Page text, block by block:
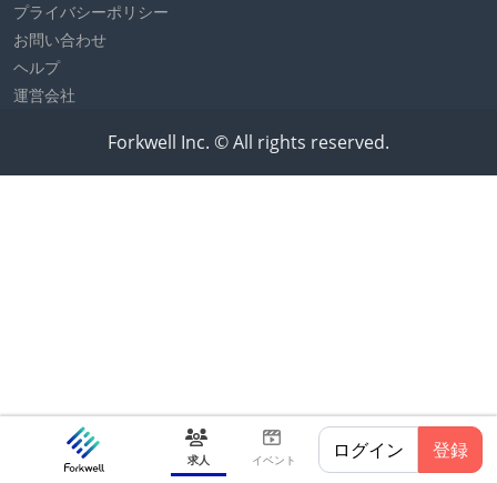
求人 イベント ログイン 登録
プライバシーポリシー
お問い合わせ
ヘルプ
運営会社
Forkwell Inc. © All rights reserved.